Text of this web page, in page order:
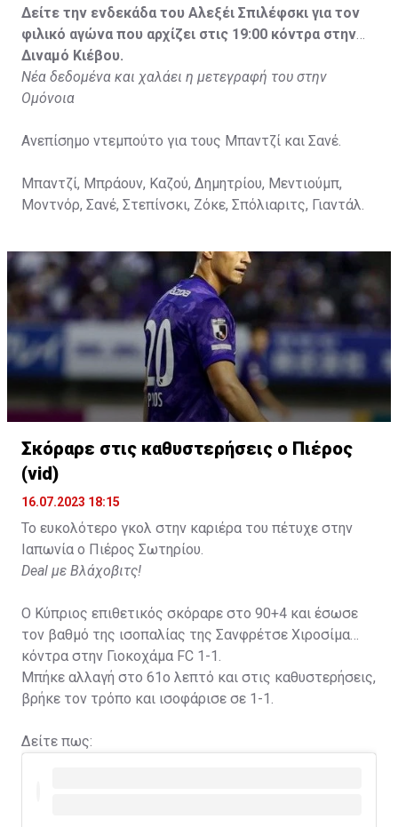
Δείτε την ενδεκάδα του Αλεξέι Σπιλέφσκι για τον
φιλικό αγώνα που αρχίζει στις 19:00 κόντρα στην
Διναμό Κιέβου.
Νέα δεδομένα και χαλάει η μετεγραφή του στην
Ομόνοια
Ανεπίσημο ντεμπούτο για τους Μπαντζί και Σανέ.
Μπαντζί, Μπράουν, Καζού, Δημητρίου, Μεντιούμπ,
Μοντνόρ, Σανέ, Στεπίνσκι, Ζόκε, Σπόλιαριτς, Γιαντάλ.
Σκόραρε στις καθυστερήσεις ο Πιέρος
(vid)
16.07.2023 18:15
Το ευκολότερο γκολ στην καριέρα του πέτυχε στην
Ιαπωνία ο Πιέρος Σωτηρίου.
Deal με Βλάχοβιτς!
Ο Κύπριος επιθετικός σκόραρε στο 90+4 και έσωσε
τον βαθμό της ισοπαλίας της Σανφρέτσε Χιροσίμα
κόντρα στην Γιοκοχάμα FC 1-1.
Μπήκε αλλαγή στο 61ο λεπτό και στις καθυστερήσεις,
βρήκε τον τρόπο και ισοφάρισε σε 1-1.
Δείτε πως: